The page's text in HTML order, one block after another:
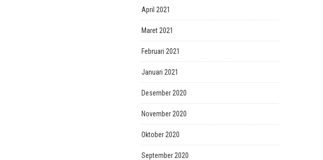
April 2021
Maret 2021
Februari 2021
Januari 2021
Desember 2020
November 2020
Oktober 2020
September 2020